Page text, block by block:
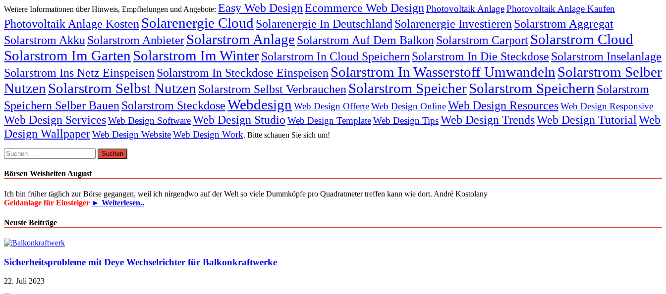
Weitere Informationen über Hinweis, Empfhelungen und Angebote: Easy Web DesignEcommerce Web Design Photovoltaik AnlagePhotovoltaik Anlage Kaufen
Photovoltaik Anlage Kosten Solarenergie Cloud Solarenergie In Deutschland Solarenergie Investieren Solarstrom Aggregat
Solarstrom Akku Solarstrom Anbieter Solarstrom Anlage Solarstrom Auf Dem Balkon Solarstrom Carport Solarstrom Cloud
Solarstrom Im Garten Solarstrom Im WinterSolarstrom In Cloud Speichern Solarstrom In Die Steckdose Solarstrom Inselanlage
Solarstrom Ins Netz Einspeisen Solarstrom In Steckdose Einspeisen Solarstrom In Wasserstoff Umwandeln Solarstrom Selber
Nutzen Solarstrom Selbst Nutzen Solarstrom Selbst Verbrauchen Solarstrom SpeicherSolarstrom Speichern Solarstrom
Speichern Selber Bauen Solarstrom SteckdoseWebdesign Web Design OfferteWeb Design OnlineWeb Design ResourcesWeb Design Responsive
Web Design ServicesWeb Design SoftwareWeb Design Studio Web Design TemplateWeb Design TipsWeb Design TrendsWeb Design Tutorial Web
Design WallpaperWeb Design WebsiteWeb Design Work. Bitte schauen Sie sich um!
Suchen
nach:
Börsen Weisheiten August
Ich bin früher täglich zur Börse gegangen, weil ich nirgendwo auf der Welt so viele Dummköpfe pro Quadrat­meter treffen kann wie dort. André Kostolany
Geldanlage für Einsteiger ► Weiterlesen..
Neuste Beiträge
Sicherheitsprobleme mit Deye Wechselrichter für Balkonkraftwerke
22. Juli 2023